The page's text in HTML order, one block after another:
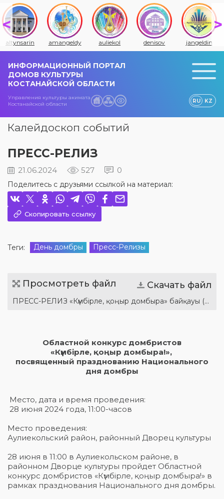
altynsarin amangeldy auliekol denisov jangeldin
ИНФОРМАЦИОННЫЙ ПОРТАЛ
ДОМОВ КУЛЬТУРЫ
КОСТАНАЙСКОЙ ОБЛАСТИ
Управления культуры акимата
Костанайской области
RU KZ
Калейдоскоп событий
ПРЕСС-РЕЛИЗ
21.06.2024 527 0
Поделитесь с друзьями ссылкой на материал:
Скопировать ссылку
Теги: День домбры Пресс-Релизы
Просмотреть файл Скачать файл
ПРЕСС-РЕЛИЗ «Күмбірле, қоңыр домбыра» байқауы (каз., рус.).docx
Областной конкурс домбристов
«Күмбірле, қоңыр домбыра!»,
посвященный празднованию Национального
дня домбры
Место, дата и время проведения:
28 июня 2024 года, 11:00-часов
Место проведения:
Аулиекольский район, районный Дворец культуры
28 июня в 11:00 в Аулиекольском районе, в
районном Дворце культуры пройдет Областной
конкурс домбристов «Күмбірле, қоңыр домбыра!» в
рамках празднования Национального дня домбры.